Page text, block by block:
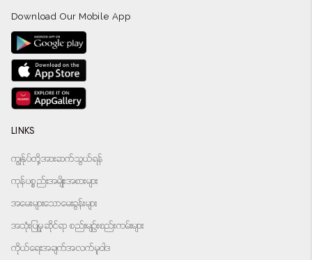
Download Our Mobile App
LINKS
ကျွန်ုပ်တို့အားဆက်သွယ်ရန်
ကုန်ပစ္စည်းအမျိုးအစားများ
အမေးများသောမေးခွန်းများ
အသုံးပြုမှုဆိုင်ရာ စည်းမျဉ်းစည်းကမ်းများ
ကိုယ်ရေးအချက်အလက်မူဝါဒ